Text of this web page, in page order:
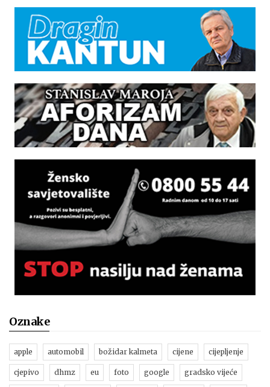
Oznake
apple automobil božidar kalmeta cijene cijepljenje
cjepivo dhmz eu foto google gradsko vijeće